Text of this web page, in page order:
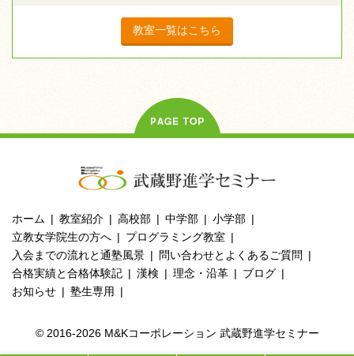
教室一覧はこちら
ホーム 教室紹介 高校部 中学部
小学部
立教女学院生の方へ
プログラミング教室
入会までの流れと通塾風景
問い合わせとよくあるご質問
合格実績と合格体験記
漢検 理念・沿革
ブログ
お知らせ
塾生専用
© 2016-2026 M&Kコーポレーション 武蔵野進学セミナー